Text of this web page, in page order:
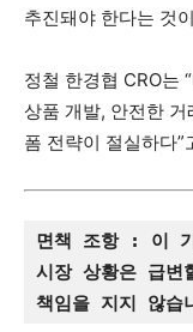
추진돼야 한다는 것
정철 한경협 CRO는
상품 개발, 안전한
폼 전략이 절실하다”
면책 조항 : 이 기
시장 상황은 급
책임을 지지 않습